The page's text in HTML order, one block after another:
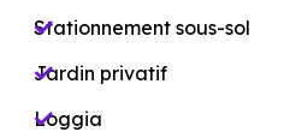
Stationnement sous-sol
Jardin privatif
Loggia